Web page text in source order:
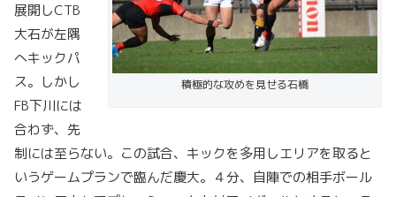
積極的な攻めを見せる石橋
展開しCTB
大石が左隅
へキックパ
ス。しかし
FB下川には
合わず、先
制には至らない。この試合、キックを多用しエリアを取ると
いうゲームプランで臨んだ慶大。４分、自陣での相手ボール